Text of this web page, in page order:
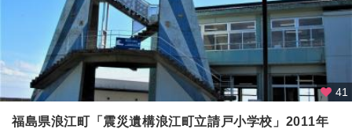
41
福島県浪江町「震災遺構浪江町立請戸小学校」2011年